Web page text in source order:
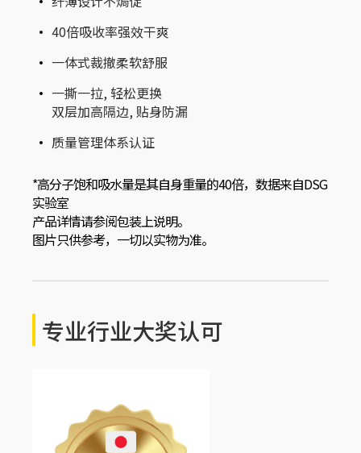
40倍吸收率强效干爽
一体式裁撤柔软舒服
一撕一拉, 轻松更换
双层加高隔边, 贴身防漏
质量管理体系认证
*高分子饱和吸水量是其自身重量的40倍，数据来自DSG
实验室
产品详情请参阅包装上说明。
图片只供参考，一切以实物为准。
专业行业大奖认可